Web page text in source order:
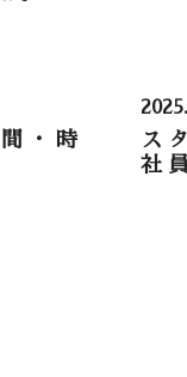
・時
ス
社